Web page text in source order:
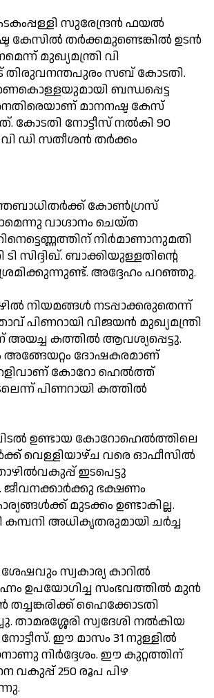
സുരേന്ദ്രന്‍ ഫയല്‍
കേസില്‍ തര്‍ക്കമുണ്ടെങ്കില്‍ ഉടന്‍
മുഖ്യമന്ത്രി വി
തിരുവനന്തപുരം സബ് കോടതി.
ബന്ധപ്പെട്ട
മാനനഷ്ട കേസ്
നോട്ടീസ് നല്‍കി 90
വി ഡി സതീശന്‍ തര്‍ക്കം
കോണ്‍ഗ്രസ്
വാഗ്ദാനം ചെയ്ത
നിര്‍മാണാനുമതി
ടി സിദ്ദിഖ്. ബാക്കിയുള്ളതിന്റെ
അദ്ദേഹം പറഞ്ഞു.
നിയമങ്ങള്‍ നടപ്പാക്കരുതെന്ന്
പിണറായി വിജയന്‍ മുഖ്യമന്ത്രി
അയച്ച കത്തില്‍ ആവശ്യപ്പെട്ടു.
അങ്ങേയറ്റം ദോഷകരമാണ്
കോറോ ഹെല്‍ത്ത്
പിണറായി കത്തില്‍
ഉണ്ടായ കോറോഹെല്‍ത്തിലെ
വെള്ളിയാഴ്ച വരെ ഓഫീസില്‍
ഇടപെട്ടു
ജീവനക്കാര്‍ക്കു ഭക്ഷണം
മുടക്കം ഉണ്ടാകില്ല.
കമ്പനി അധികൃതരുമായി ചര്‍ച്ച
ശേഷവും സ്വകാര്യ കാറില്‍
ഉപയോഗിച്ച സംഭവത്തില്‍ മുന്‍
തച്ചങ്കരിക്ക് ഹൈക്കോടതി
താമരശ്ശേരി സ്വദേശി നല്‍കിയ
ഈ മാസം 31 നുള്ളില്‍
നിര്‍ദ്ദേശം. ഈ കുറ്റത്തിന്
വകുപ്പ് 250 രൂപ പിഴ